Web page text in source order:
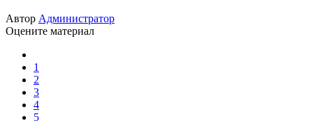
Автор Администратор
Оцените материал
1
2
3
4
5